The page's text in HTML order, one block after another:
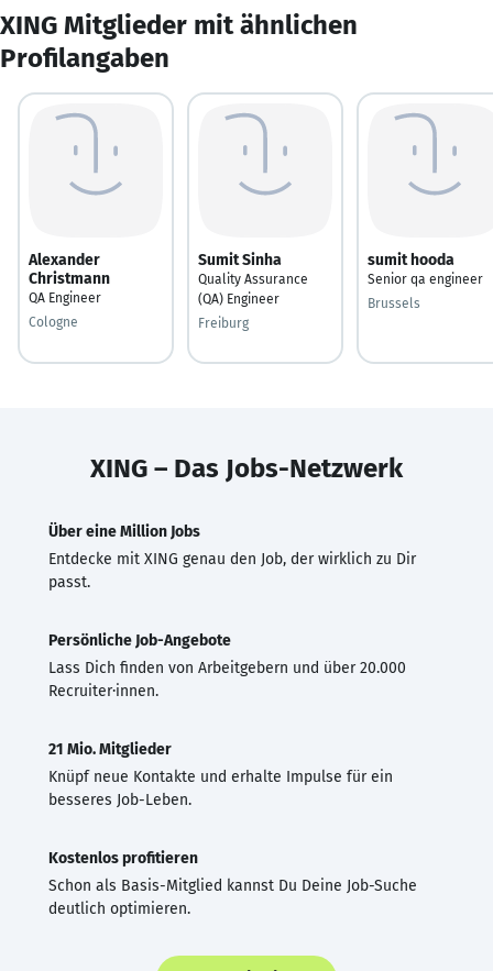
XING Mitglieder mit ähnlichen
Profilangaben
Alexander
Christmann
QA Engineer
Cologne
Sumit Sinha
Quality Assurance
(QA) Engineer
Freiburg
sumit hooda
Senior qa engineer
Brussels
XING – Das Jobs-Netzwerk
Über eine Million Jobs
Entdecke mit XING genau den Job, der wirklich zu Dir
passt.
Persönliche Job-Angebote
Lass Dich finden von Arbeitgebern und über 20.000
Recruiter·innen.
21 Mio. Mitglieder
Knüpf neue Kontakte und erhalte Impulse für ein
besseres Job-Leben.
Kostenlos profitieren
Schon als Basis-Mitglied kannst Du Deine Job-Suche
deutlich optimieren.